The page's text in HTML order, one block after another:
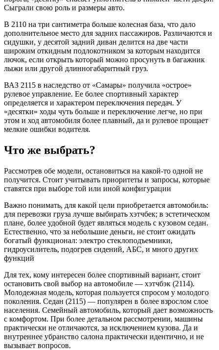
Сыграли свою роль и размеры авто.
В 2110 на три сантиметра больше колесная база, что дало
дополнительное место для задних пассажиров. Различаются и
сидушки, у десятой задний диван делится на две части
широким откидным подлокотником за которым находится
лючок, если открыть который можно просунуть в багажник
лыжи или другой длинногабаритный груз.
ВАЗ 2115 в наследство от «Самары» получила «острое»
рулевое управление. Ее более спортивный характер
определяется и характером переключения передач. У
«десятки» ходы чуть больше и переключение легче, но при
этом и ход автомобиля более плавный, да и рулевое прощает
мелкие ошибки водителя.
Что же выбрать?
Рассмотрев обе модели, остановиться на какой-то одной не
получится. Стоит учитывать приоритеты и запросы, которые
ставятся при выборе той или иной конфигурации
Важно понимать, для какой цели приобретается автомобиль:
для перевозки груза лучше выбирать хэтчбек; в эстетическом
плане, более удобной будет являться модель с кузовом седан.
Естественно, что за небольшие деньги, не стоит ожидать
богатый функционал: электро стеклоподъемники,
гидроусилитель, подогрев сидений, АБС, и много других
функций
Для тех, кому интересен более спортивный вариант, стоит
остановить свой выбор на автомобиле — хэтчбэк (2114).
Молодежная модель, которая пользуется спросом у молодого
поколения. Седан (2115) — популярен в более взрослом слое
населения. Семейный автомобиль, который дает возможность
с комфортом. При более детальном рассмотрении, машины
практически не отличаются, за исключением кузова. Да и
внутреннее убранство салона практически идентично, и не
вызывает вопросов.